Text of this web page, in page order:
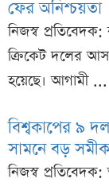
ফের অনিশ্চয়তা
নিজস্ব প্রতিবেদক:
ক্রিকেট দলের
হয়েছে। আগামী ...
বিশ্বকাপের ৯
সামনে বড়
নিজস্ব প্রতিবেদক: